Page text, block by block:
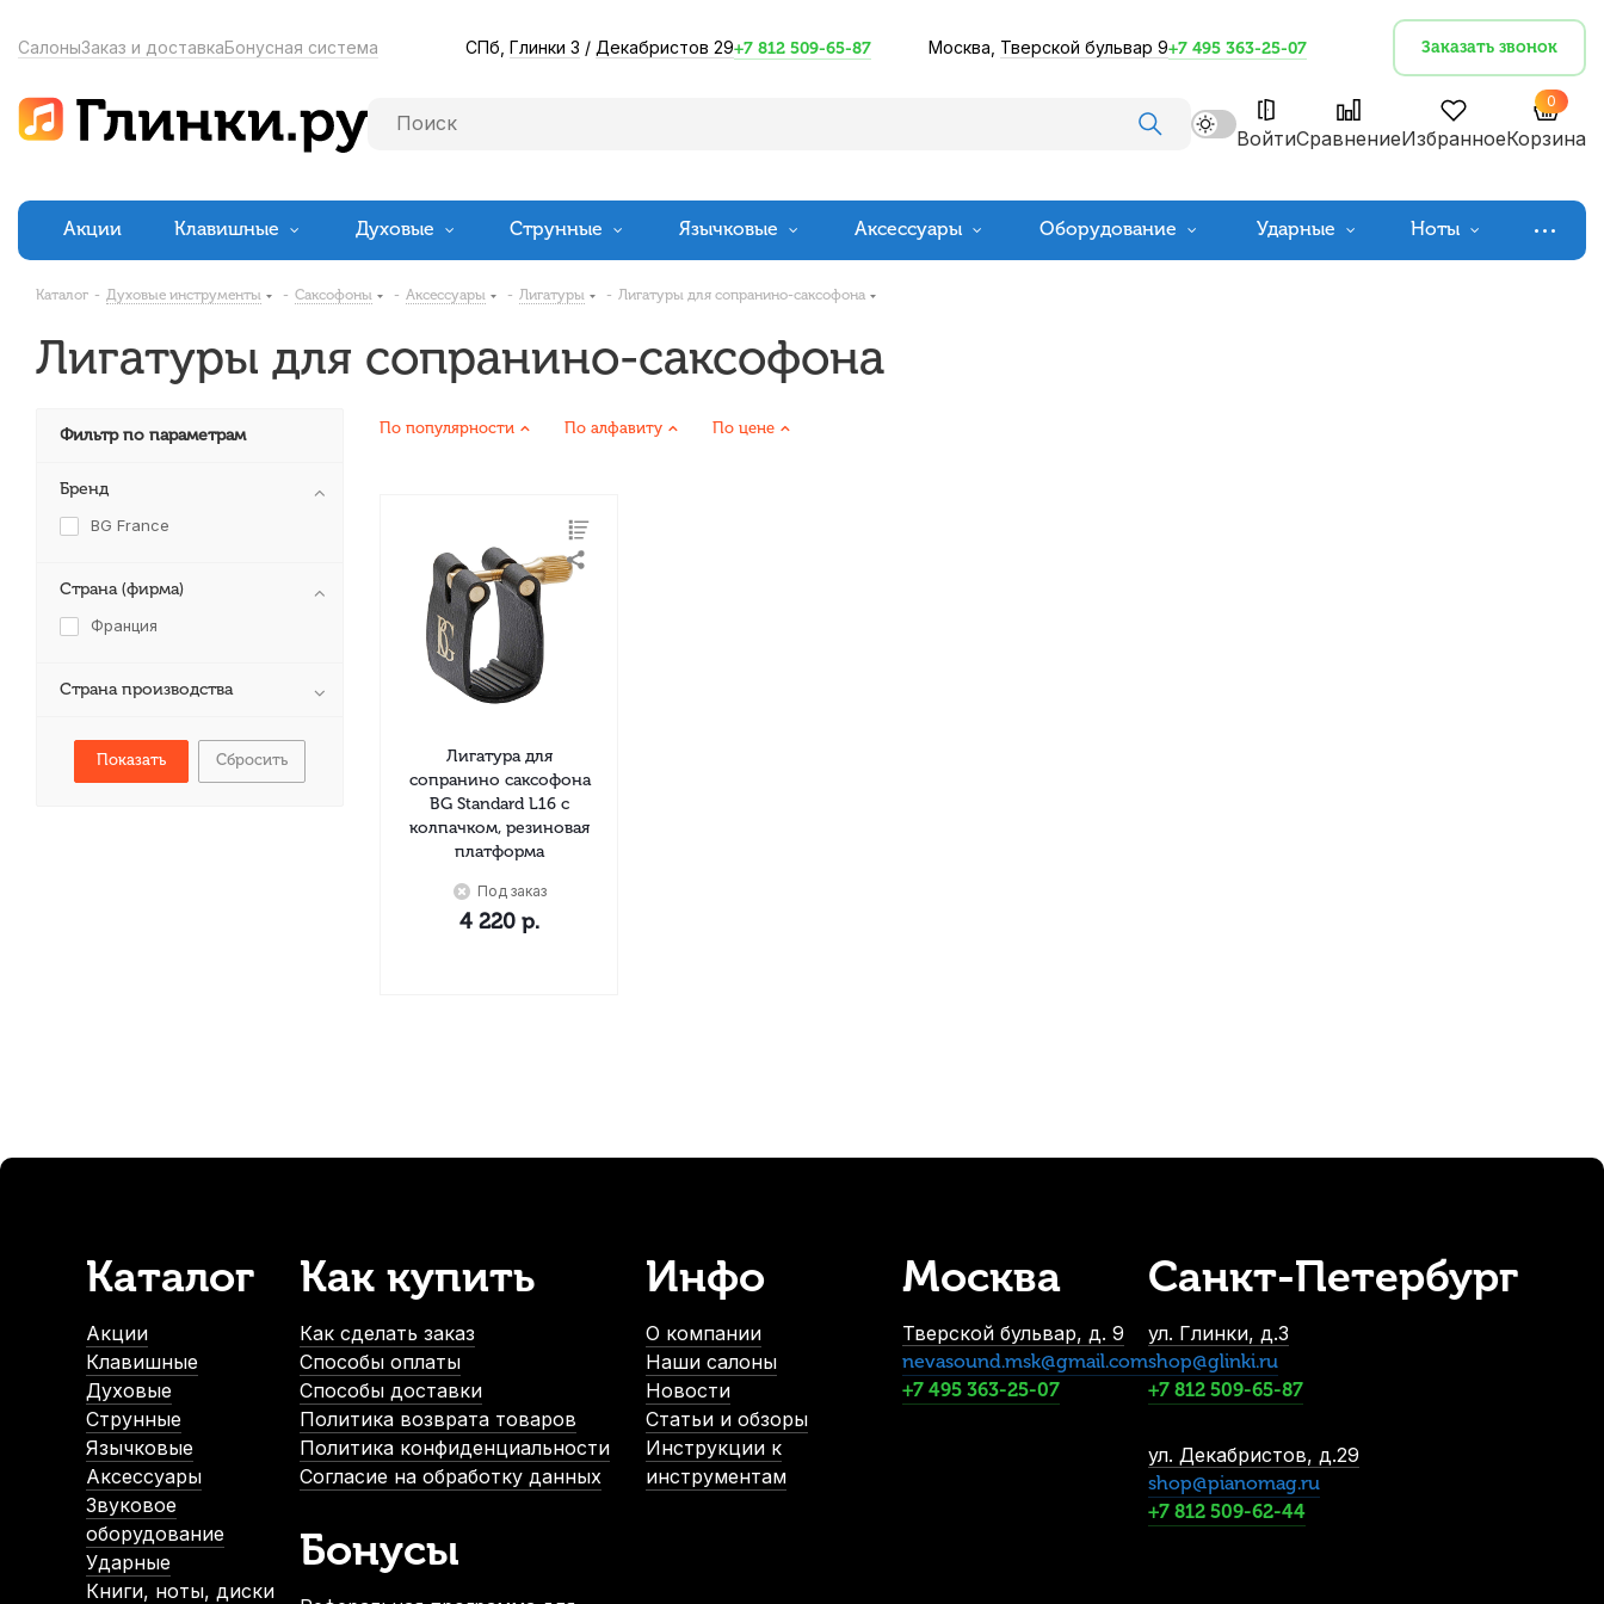
СалоныЗаказ и доставкаБонусная система СПб, Глинки 3 / Декабристов 29+7 812 509-65-87 Москва, Тверской бульвар 9+7 495 363-25-07 Заказать звонок
ВойтиСравнениеИзбранное
0
Корзина
Акции Клавишные Духовые Струнные Язычковые Аксессуары Оборудование Ударные Ноты
Каталог - Духовые инструменты - Саксофоны - Аксессуары - Лигатуры - Лигатуры для сопранино-саксофона
Лигатуры для сопранино-саксофона
По популярности По алфавиту По цене
Лигатура для
сопранино саксофона
BG Standard L16 с
колпачком, резиновая
платформа
Под заказ
4 220 р.
Фильтр по параметрам
Бренд
BG France
Страна (фирма)
Франция
Страна производства
Сбросить
Каталог
Акции
Клавишные
Духовые
Струнные
Язычковые
Аксессуары
Звуковое
оборудование
Ударные
Книги, ноты, диски
Как купить
Как сделать заказ
Способы оплаты
Способы доставки
Политика возврата товаров
Политика конфиденциальности
Согласие на обработку данных
Бонусы
Инфо
О компании
Наши салоны
Новости
Статьи и обзоры
Инструкции к
инструментам
Москва
Тверской бульвар, д. 9
nevasound.msk@gmail.com
+7 495 363-25-07
Санкт-Петербург
ул. Глинки, д.3
shop@glinki.ru
+7 812 509-65-87
ул. Декабристов, д.29
shop@pianomag.ru
+7 812 509-62-44